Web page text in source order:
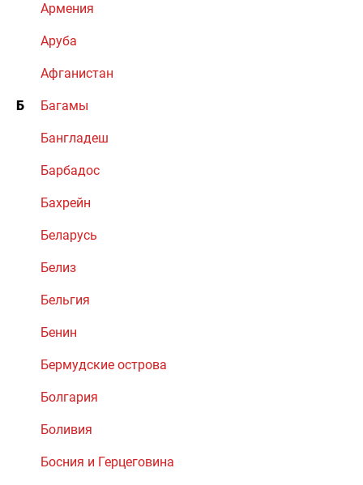
Армения
Аруба
Афганистан
Б Багамы
Бангладеш
Барбадос
Бахрейн
Беларусь
Белиз
Бельгия
Бенин
Бермудские острова
Болгария
Боливия
Босния и Герцеговина